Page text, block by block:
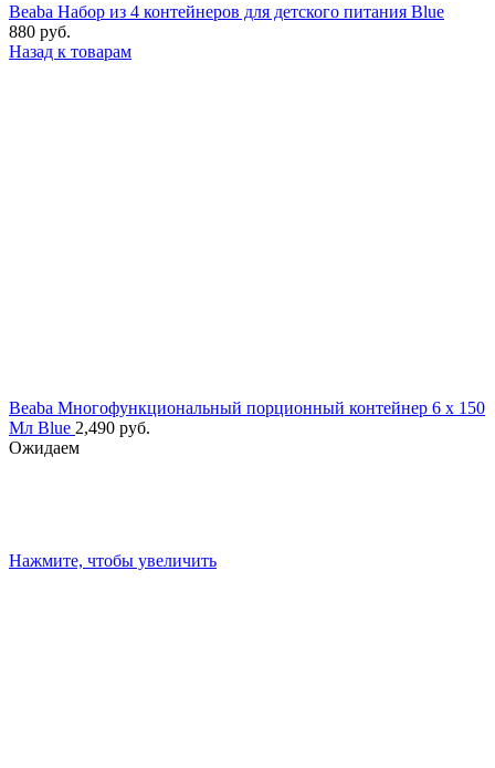
Beaba Набор из 4 контейнеров для детского питания Blue
880 руб.
Назад к товарам
Beaba Многофункциональный порционный контейнер 6 x 150
Мл Blue 2,490 руб.
Ожидаем
Нажмите, чтобы увеличить